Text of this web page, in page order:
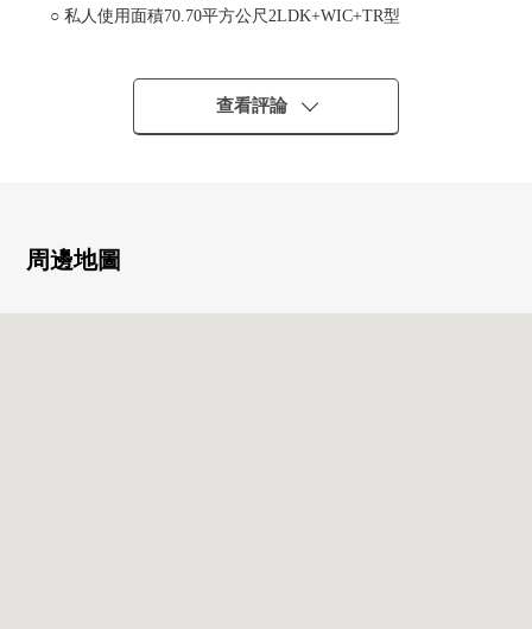
○ 私人使用面積70.70平方公尺2LDK+WIC+TR型
○ 天花板高度約2,500mm(客餐廳、一部分西式房間)
○ 豐富的存儲空間
查看評論
周邊地圖